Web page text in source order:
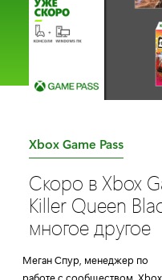
C
t
e
g
r
Xbox Game Pass
Скоро в Xbox
Killer Queen
многое другое
Меган Спур, менеджер по
работе с сообществом, Xbox